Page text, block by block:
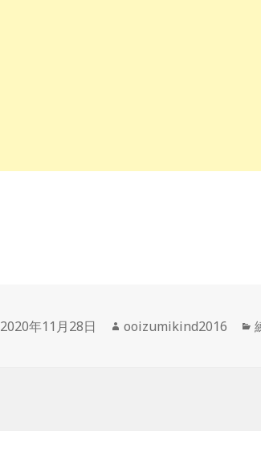
投
2020年11月28日
作
ooizumikind2016